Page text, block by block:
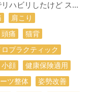
ハビリしたけど ス...
肩こり
頭痛
猫背
ロプラクティック
小顔
健康保険適用
ツ整体
姿勢改善